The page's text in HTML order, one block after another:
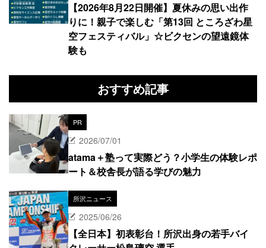
【2026年8月22日開催】夏休みの思い出作
りに！親子で楽しむ「第13回 ところざわ星
空フェスティバル」☆ビクセンの望遠鏡体
験も
おすすめ記事
PR
2026/07/01
atama＋塾って実際どう？小学生の体験レポ
ート＆校舎長が語る学びの魅力
所沢ニュース
2025/06/26
【全日本】初表彰台！所沢出身の若手バイ